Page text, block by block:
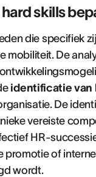
skills
die specifiek
mobiliteit. De
identificatie van
De
vereiste
HR-
promotie of
wordt.